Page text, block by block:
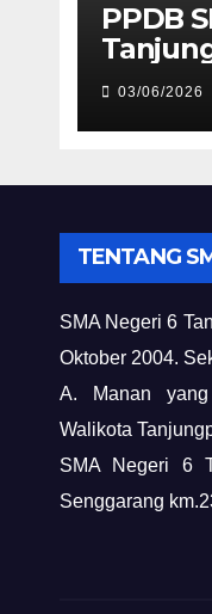
PPDB
2026/
03/06/2026
TENTANG
SMA Negeri 6
Oktober 2004.
A. Manan
Walikota
SMA Negeri 6
Senggarang